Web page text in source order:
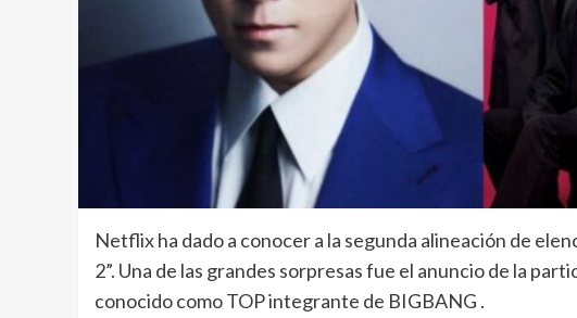
Netflix ha dado a conocer a la segunda alineación de
2”. Una de las grandes sorpresas fue el anuncio de la
conocido como TOP integrante de BIGBANG .